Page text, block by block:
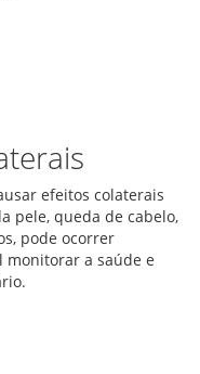
efeitos colaterais
pele, queda de cabelo,
pode ocorrer
monitorar a saúde e